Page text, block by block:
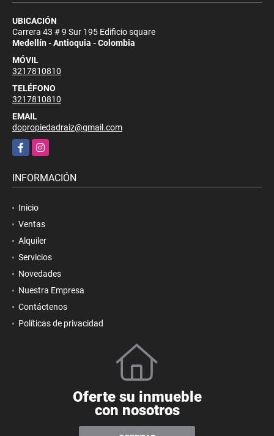
UBICACIÓN
Carrera 43 # 9 Sur 195 Edificio square
Medellín - Antioquia - Colombia
MÓVIL
3217810810
TELÉFONO
3217810810
EMAIL
dopropiedadraiz@gmail.com
FacebookInstagram
INFORMACIÓN
Inicio
Ventas
Alquiler
Servicios
Novedades
Nuestra Empresa
Contáctenos
Políticas de privacidad
Oferte su inmueble
con nosotros